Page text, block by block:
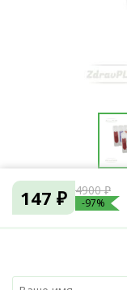
147 ₽ 4900 ₽
-97%